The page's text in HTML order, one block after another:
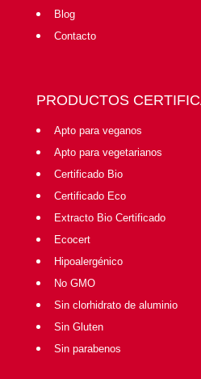
Blog
Contacto
PRODUCTOS
Apto para veganos
Apto para vegetarianos
Certificado Bio
Certificado Eco
Extracto Bio Certificado
Ecocert
Hipoalergénico
No GMO
Sin clorhidrato de aluminio
Sin Gluten
Sin parabenos